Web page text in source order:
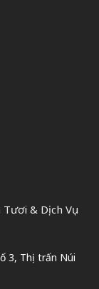
& Dịch Vụ
3, Thị trấn Núi